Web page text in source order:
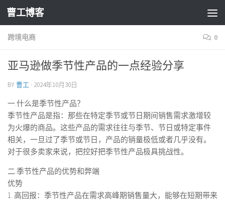
曹工博客
跨境电商 0
亚马逊做季节性产品的一点经验分享
BY 曹工 · 2024年10月30日
一.什么是季节性产品？
季节性产品是指：那些在特定季节或节日期间销售需求激增较
为火爆的商品。这些产品的需求往往与季节、节日或特定事件
相关，一旦过了季节或节日，产品的销量极低或者几乎没有。
对于很多卖家来说，把控好把季节性产品极具挑战性。
二.季节性产品的优势和弊端
优势
1. 高回报：季节性产品在需求高峰期销售量大，能够在短期带来